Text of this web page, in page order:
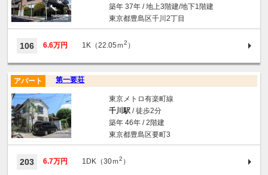
築年 37年 / 地上3階建/地下1階建
東京都豊島区千川2丁目
106 6.6万円 1K（22.05ｍ2 ）
第一要荘
アパート
東京メトロ有楽町線
千川駅/ 徒歩2分
築年 46年 / 2階建
東京都豊島区要町3
203 6.7万円 1DK（30ｍ2 ）